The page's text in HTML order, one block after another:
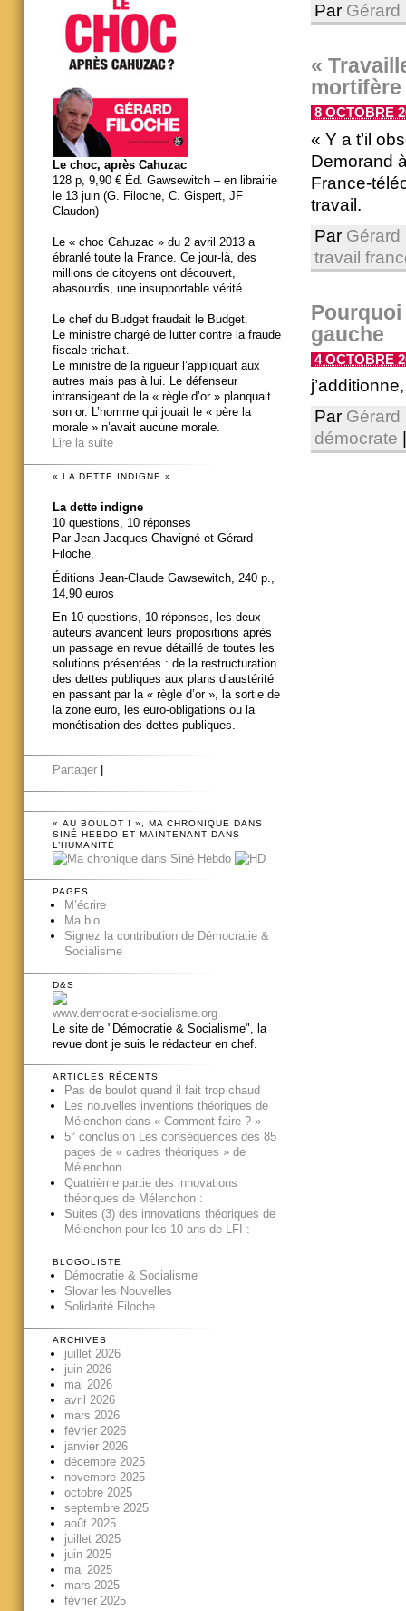
Par Gérard
«
mortifère
8 OCTOBRE
« Y a t’il
Demorand
France-
travail.
Par Gérard
travail
gauche
4 OCTOBRE
Par Gérard
démocrate |
Le choc, après Cahuzac
128 p, 9,90 € Éd. Gawsewitch – en librairie
le 13 juin (G. Filoche, C. Gispert, JF
Claudon)
Le « choc Cahuzac » du 2 avril 2013 a
ébranlé toute la France. Ce jour-là, des
millions de citoyens ont découvert,
abasourdis, une insupportable vérité.
Le chef du Budget fraudait le Budget.
Le ministre chargé de lutter contre la fraude
fiscale trichait.
Le ministre de la rigueur l’appliquait aux
autres mais pas à lui. Le défenseur
intransigeant de la « règle d’or » planquait
son or. L’homme qui jouait le « père la
morale » n’avait aucune morale.
Lire la suite
« LA DETTE INDIGNE »
La dette indigne
10 questions, 10 réponses
Par Jean-Jacques Chavigné et Gérard
Filoche.
Éditions Jean-Claude Gawsewitch, 240 p.,
14,90 euros
En 10 questions, 10 réponses, les deux
auteurs avancent leurs propositions après
un passage en revue détaillé de toutes les
solutions présentées : de la restructuration
des dettes publiques aux plans d’austérité
en passant par la « règle d’or », la sortie de
la zone euro, les euro-obligations ou la
monétisation des dettes publiques.
Partager
« AU BOULOT ! », MA CHRONIQUE DANS
SINÉ HEBDO ET MAINTENANT DANS
L’HUMANITÉ
PAGES
M’écrire
Ma bio
Signez la contribution de Démocratie &
Socialisme
D&S
www.democratie-socialisme.org
Le site de "Démocratie & Socialisme", la
revue dont je suis le rédacteur en chef.
ARTICLES RÉCENTS
Pas de boulot quand il fait trop chaud
Les nouvelles inventions théoriques de
Mélenchon dans « Comment faire ? »
5° conclusion Les conséquences des 85
pages de « cadres théoriques » de
Mélenchon
Quatrième partie des innovations
théoriques de Mélenchon :
Suites (3) des innovations théoriques de
Mélenchon pour les 10 ans de LFI :
BLOGOLISTE
Démocratie & Socialisme
Slovar les Nouvelles
Solidarité Filoche
ARCHIVES
juillet 2026
juin 2026
mai 2026
avril 2026
mars 2026
février 2026
janvier 2026
décembre 2025
novembre 2025
octobre 2025
septembre 2025
août 2025
juillet 2025
juin 2025
mai 2025
mars 2025
février 2025